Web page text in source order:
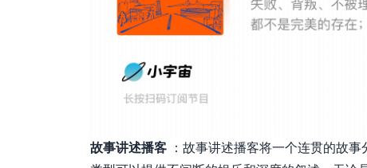
故事讲述播客：故事讲述播客将一个连贯的故事